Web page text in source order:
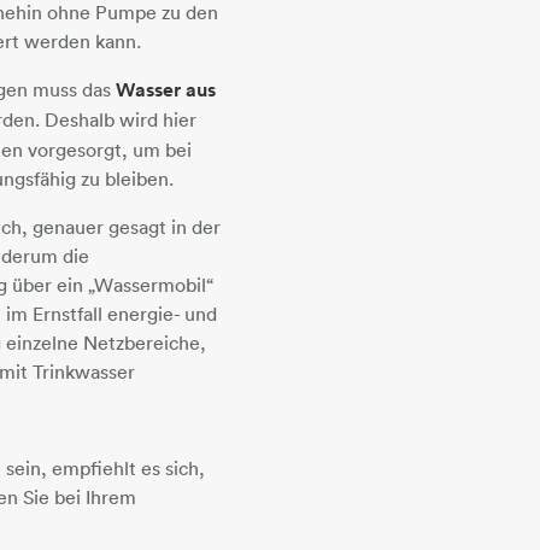
ohne Pumpe zu den
werden kann.
muss dasWasser aus
Deshalb wird hier
vorgesorgt, um bei
zu bleiben.
genauer gesagt in der
die
über ein „Wassermobil“
Ernstfall energie- und
Netzbereiche,
Trinkwasser
empfiehlt es sich,
Sie bei Ihrem